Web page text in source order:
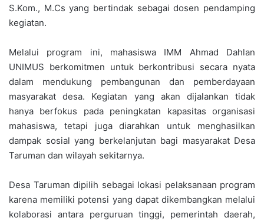
S.Kom., M.Cs yang bertindak sebagai dosen pendamping
kegiatan.
Melalui program ini, mahasiswa IMM Ahmad Dahlan
UNIMUS berkomitmen untuk berkontribusi secara nyata
dalam mendukung pembangunan dan pemberdayaan
masyarakat desa. Kegiatan yang akan dijalankan tidak
hanya berfokus pada peningkatan kapasitas organisasi
mahasiswa, tetapi juga diarahkan untuk menghasilkan
dampak sosial yang berkelanjutan bagi masyarakat Desa
Taruman dan wilayah sekitarnya.
Desa Taruman dipilih sebagai lokasi pelaksanaan program
karena memiliki potensi yang dapat dikembangkan melalui
kolaborasi antara perguruan tinggi, pemerintah daerah,